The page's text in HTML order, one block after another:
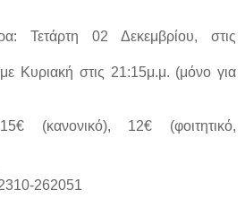
Τετάρτη 02 Δεκεμβρίου, στις
Κυριακή στις 21:15μ.μ. (μόνο για
15€ (κανονικό), 12€ (φοιτητικό,
262051